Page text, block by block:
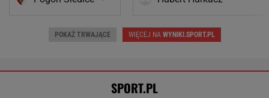
POKAŻ TRWAJĄCE WIĘCEJ NAWYNIKI.SPORT.PL
SPORT.PL